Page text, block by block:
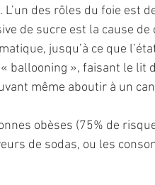
des rôles du foie est
de sucre est la cause de
jusqu’à ce que
ballooning », faisant le lit
même aboutir à un
obèses (75% de
de sodas, ou les